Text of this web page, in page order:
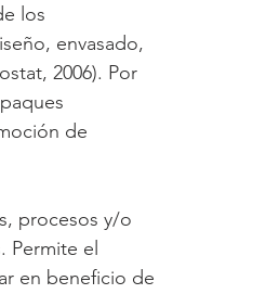
los
envasado,
2006). Por
de
procesos y/o
Permite el
en beneficio de